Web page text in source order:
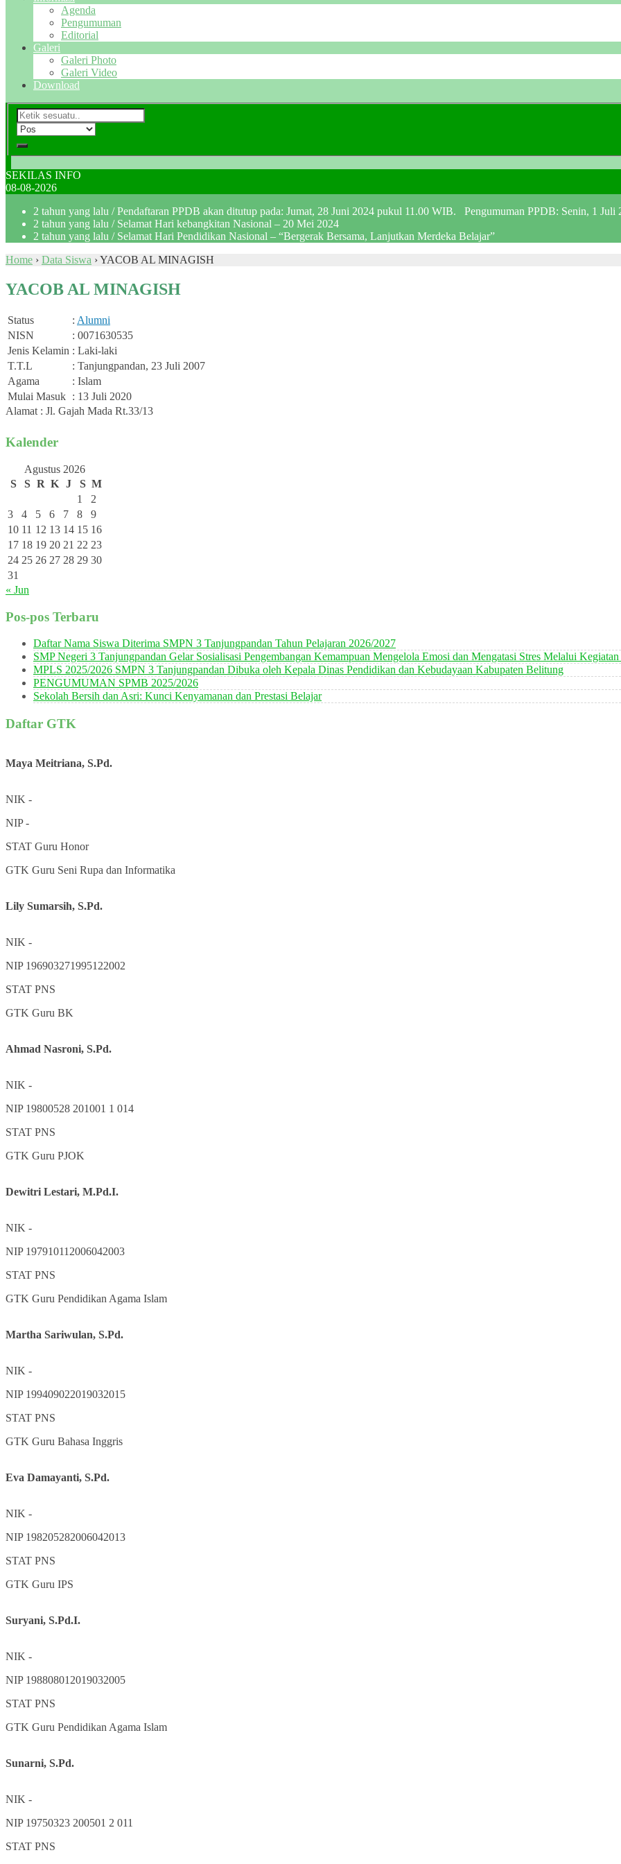
Agenda
Pengumuman
Editorial
Galeri
Galeri Photo
Galeri Video
Download
SEKILAS INFO
08-08-2026
2 tahun yang lalu / Pendaftaran PPDB akan ditutup pada: Jumat, 28 Juni 2024 pukul 11.00 WIB. Pengumuman PPDB: Senin, 1 Juli
2 tahun yang lalu / Selamat Hari kebangkitan Nasional – 20 Mei 2024
2 tahun yang lalu / Selamat Hari Pendidikan Nasional – “Bergerak Bersama, Lanjutkan Merdeka Belajar”
Home › Data Siswa ›YACOB AL MINAGISH
YACOB AL MINAGISH
Status : Alumni
NISN
: 0071630535
Jenis Kelamin : Laki-laki
T.T.L
: Tanjungpandan, 23 Juli 2007
Agama
: Islam
Mulai Masuk : 13 Juli 2020
Alamat : Jl. Gajah Mada Rt.33/13
Kalender
Agustus 2026
S
S R K J S M
1
2
3
4 5 6 7 8
9
10 11 12 13 14 15 16
17 18 19 20 21 22 23
24 25 26 27 28 29 30
31
« Jun
Pos-pos Terbaru
Daftar Nama Siswa Diterima SMPN 3 Tanjungpandan Tahun Pelajaran 2026/2027
SMP Negeri 3 Tanjungpandan Gelar Sosialisasi Pengembangan Kemampuan Mengelola Emosi dan Mengatasi Stres Melalui
MPLS 2025/2026 SMPN 3 Tanjungpandan Dibuka oleh Kepala Dinas Pendidikan dan Kebudayaan Kabupaten Belitung
PENGUMUMAN SPMB 2025/2026
Sekolah Bersih dan Asri: Kunci Kenyamanan dan Prestasi Belajar
Daftar GTK
Maya Meitriana, S.Pd.
NIK -
NIP-
STAT Guru Honor
GTK Guru Seni Rupa dan Informatika
Lily Sumarsih, S.Pd.
NIK -
NIP 196903271995122002
STAT PNS
GTK Guru BK
Ahmad Nasroni, S.Pd.
NIK -
NIP 19800528 201001 1 014
STAT PNS
GTK Guru PJOK
Dewitri Lestari, M.Pd.I.
NIK -
NIP 197910112006042003
STAT PNS
GTK Guru Pendidikan Agama Islam
Martha Sariwulan, S.Pd.
NIK -
NIP 199409022019032015
STAT PNS
GTK Guru Bahasa Inggris
Eva Damayanti, S.Pd.
NIK -
NIP 198205282006042013
STAT PNS
GTK Guru IPS
Suryani, S.Pd.I.
NIK -
NIP 198808012019032005
STAT PNS
GTK Guru Pendidikan Agama Islam
Sunarni, S.Pd.
NIK -
NIP 19750323 200501 2 011
STAT PNS